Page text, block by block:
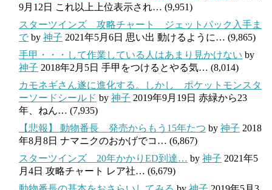
9月12日 これ以上上位表示され… (9,951)
スターツインズ 攻略チャート ジェットパック入手ま
で by 神子 2021年5月6日 思い出 動けるように… (9,865)
手甲・・・して作業している人はあまり見かけない by
神子 2018年2月5日 手甲をつけるとやる気… (8,014)
カモネギさん遂に進化する。しかし ポケットモンスタ
ーソードシールド by 神子 2019年9月19日 赤緑から23
年、ねん… (7,935)
【悲報】 動物番長 発売からもう15年たつ by 神子 2018
年8月8日 ナマニクのおかげでコ… (6,867)
スターツインズ 20年かかりED到達… by 神子 2021年5
月4日 攻略チャート レア社… (6,679)